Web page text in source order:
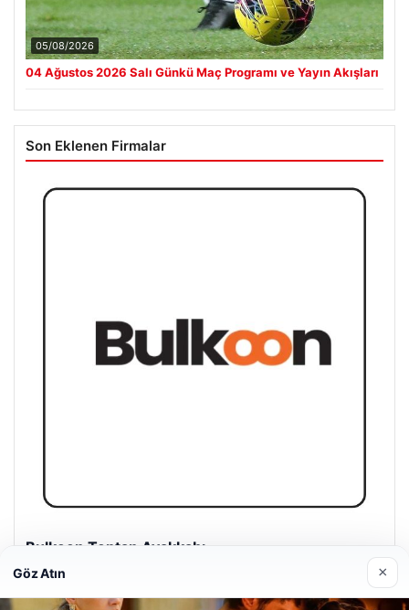
05/08/2026
04 Ağustos 2026 Salı Günkü Maç Programı ve Yayın Akışları
Son Eklenen Firmalar
Bulkoon Toptan Ayakkabı
03/05/2026
Göz Atın ×